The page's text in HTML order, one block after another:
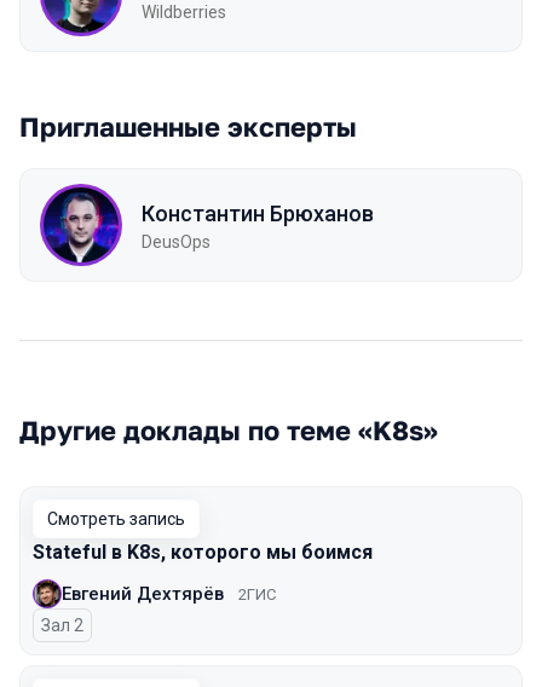
Wildberries
Приглашенные эксперты
Константин Брюханов
DeusOps
Другие доклады по теме «K8s»
Смотреть запись
Stateful в K8s, которого мы боимся
Евгений Дехтярёв 2ГИС
Зал 2